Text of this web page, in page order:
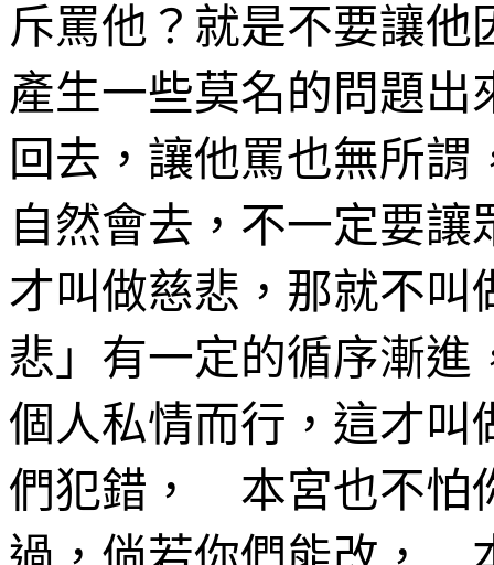
斥罵他？就是不要讓
產生一些莫名的問題
回去，讓他罵也無所
自然會去，不一定要
才叫做慈悲，那就不叫
悲」有一定的循序漸進
個人私情而行，這才
們犯錯， 本宮也不怕